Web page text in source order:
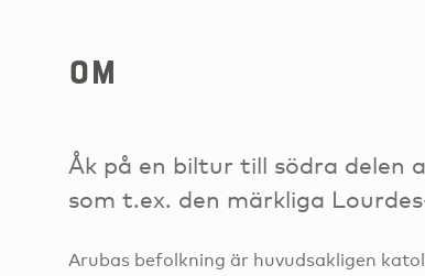
om
Åk på en biltur till södra delen
som t.ex. den märkliga
Arubas befolkning är huvudsakligen